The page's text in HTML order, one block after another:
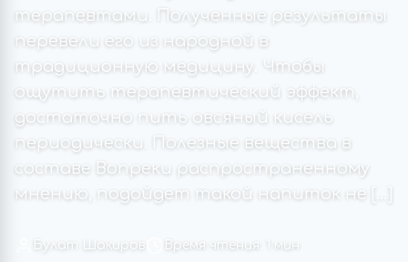
терапевтами. Полученные результаты
перевели его из народной в
традиционную медицину. Чтобы
ощутить терапевтический эффект,
достаточно пить овсяный кисель
периодически. Полезные вещества в
составе Вопреки распространенному
мнению, подойдет такой напиток не […]
Булат Шакиров Время чтения: 1 мин